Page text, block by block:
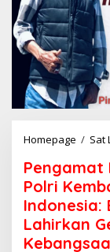
Homepage / Sat
Pengamat
Polri
Indonesia:
Lahirkan